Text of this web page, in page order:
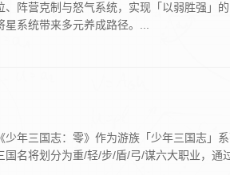
、阵营克制与怒气系统，实现「以弱胜强」
星系统带来多元养成路径。...
《少年三国志：零》作为游族「少年三国志」
国名将划分为重/轻/步/盾/弓/谋六大职业，